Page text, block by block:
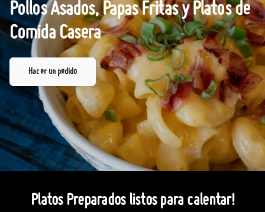
PollosAsados, PapasFritasyPlatosde
Comida Casera
Hacer un pedido
Platos Preparados listos para calentar!